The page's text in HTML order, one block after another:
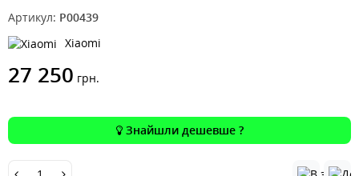
Артикул: P00439
Xiaomi
27 250 грн.
Знайшли дешевше ?